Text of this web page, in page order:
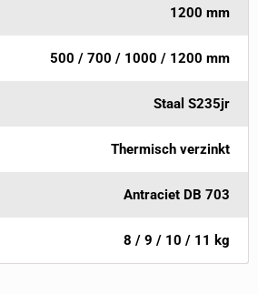
1200 mm
500 / 700 / 1000 / 1200 mm
Staal S235jr
Thermisch verzinkt
Antraciet DB 703
8 / 9 / 10 / 11 kg